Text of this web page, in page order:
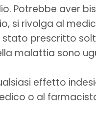
Potrebbe aver
si rivolga al
prescritto
malattia sono
effetto
o al